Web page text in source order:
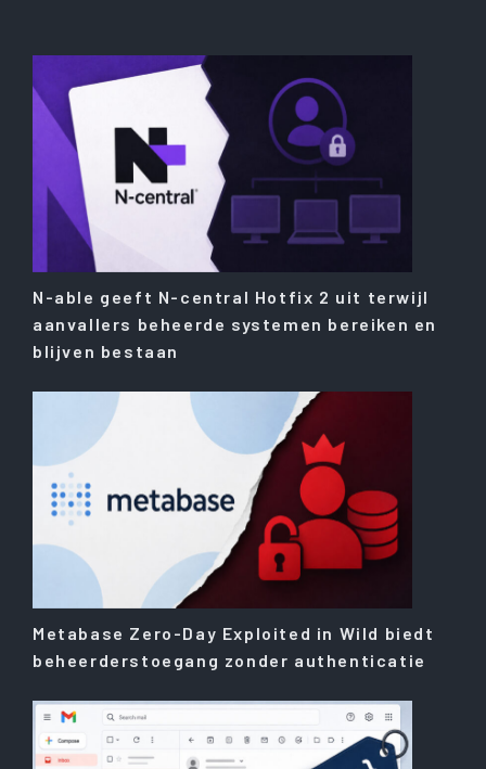
N-able geeft N-central Hotfix 2 uit terwijl
aanvallers beheerde systemen bereiken en
blijven bestaan
Metabase Zero-Day Exploited in Wild biedt
beheerderstoegang zonder authenticatie